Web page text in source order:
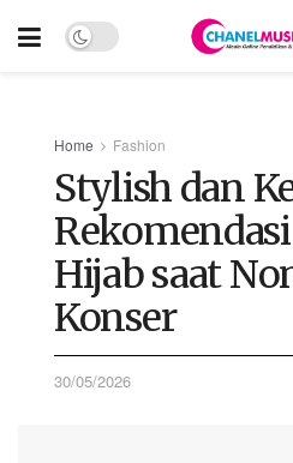
Home Fashion
Stylish dan
Hijab saat
Konser
30/05/2026